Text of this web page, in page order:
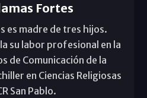
Fortes
es madre de tres hijos.
su labor profesional en la
de Comunicación de la
en Ciencias Religiosas
San Pablo.